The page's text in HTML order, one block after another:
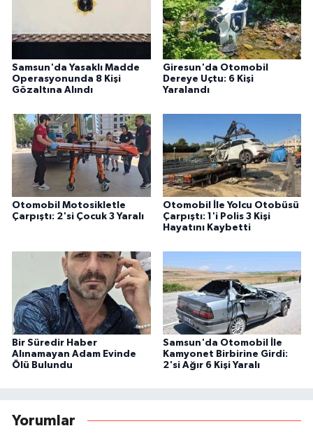
Samsun'da Yasaklı Madde
Operasyonunda 8 Kişi
Gözaltına Alındı
Giresun'da Otomobil
Dereye Uçtu: 6 Kişi
Yaralandı
Otomobil Motosikletle
Çarpıştı: 2'si Çocuk 3 Yaralı
Otomobil İle Yolcu Otobüsü
Çarpıştı: 1'i Polis 3 Kişi
Hayatını Kaybetti
Bir Süredir Haber
Alınamayan Adam Evinde
Ölü Bulundu
Samsun'da Otomobil İle
Kamyonet Birbirine Girdi:
2'si Ağır 6 Kişi Yaralı
Yorumlar